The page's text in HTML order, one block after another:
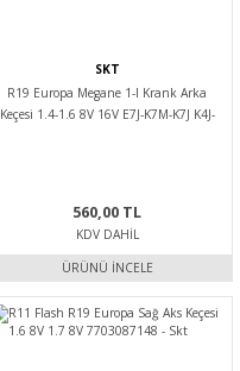
SKT
R19 Europa Megane 1-I Krank Arka
Keçesi 1.4-1.6 8V 16V E7J-K7M-K7J K4J-
560,00 TL
KDV DAHIL
ÜRÜNÜ İNCELE